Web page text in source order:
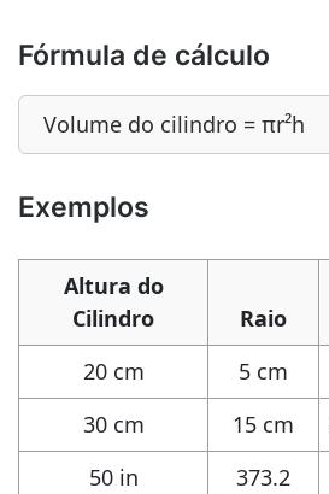
Fórmula de cálculo
Volume do cilindro = πr²h
Exemplos
Altura do
Cilindro
Raio
20 cm
5 cm
30 cm
15 cm
50 in
373.2